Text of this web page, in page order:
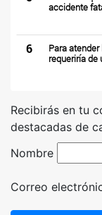
accidente
6
Para
requeriría de
Recibirás en tu
destacadas de
Nombre
Correo